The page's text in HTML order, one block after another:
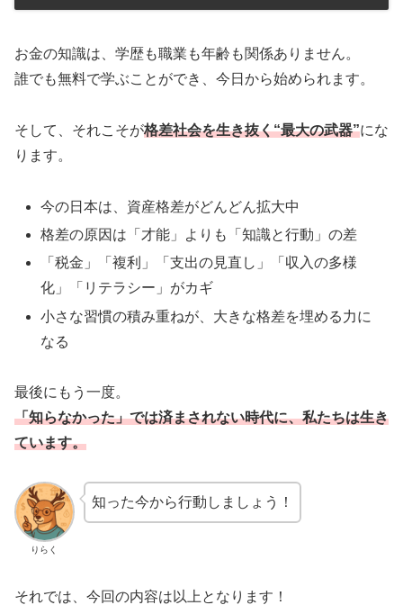
お金の知識は、学歴も職業も年齢も関係ありません。
誰でも無料で学ぶことができ、今日から始められます。
そして、それこそが格差社会を生き抜く“最大の武器”にな
ります。
今の日本は、資産格差がどんどん拡大中
格差の原因は「才能」よりも「知識と行動」の差
「税金」「複利」「支出の見直し」「収入の多様
化」「リテラシー」がカギ
小さな習慣の積み重ねが、大きな格差を埋める力に
なる
最後にもう一度。
「知らなかった」では済まされない時代に、私たちは生き
ています。
りらく
知った今から行動しましょう！
それでは、今回の内容は以上となります！